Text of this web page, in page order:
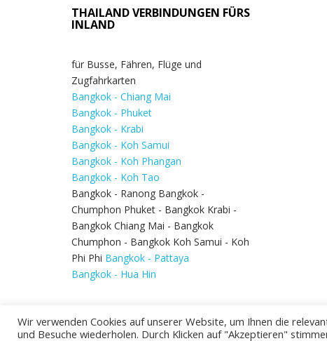
THAILAND VERBINDUNGEN FÜRS
INLAND
für Busse, Fähren, Flüge und
Zugfahrkarten
Bangkok - Chiang Mai
Bangkok - Phuket
Bangkok - Krabi
Bangkok - Koh Samui
Bangkok - Koh Phangan
Bangkok - Koh Tao
Bangkok - Ranong Bangkok -
Chumphon Phuket - Bangkok Krabi -
Bangkok Chiang Mai - Bangkok
Chumphon - Bangkok Koh Samui - Koh
Phi Phi Bangkok - Pattaya
Bangkok - Hua Hin
Wir verwenden Cookies auf unserer Website, um Ihnen die
und Besuche wiederholen. Durch Klicken auf "Akzeptieren"